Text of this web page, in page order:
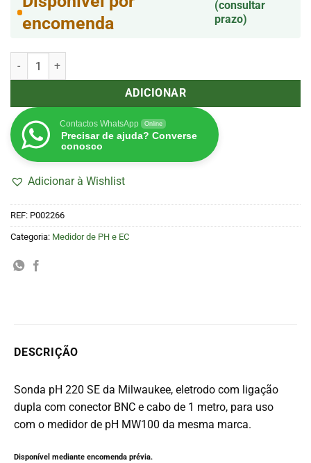
encomenda
(consultar
prazo)
Quantidade de Eléctrodo pH MW100 cabo 1m Milwaukee SE220
ADICIONAR
Contactos WhatsApp Online
Precisar de ajuda? Converse
conosco
Adicionar à Wishlist
REF: P002266
Categoria: Medidor de PH e EC
DESCRIÇÃO
Sonda pH 220 SE da Milwaukee, eletrodo com ligação
dupla com conector BNC e cabo de 1 metro, para uso
com o medidor de pH MW100 da mesma marca.
Disponível mediante encomenda prévia.